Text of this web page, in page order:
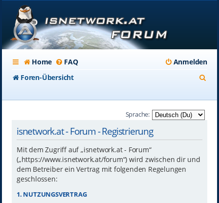
Home FAQ
Anmelden
Foren-Übersicht
Sprache:
isnetwork.at - Forum - Registrierung
Mit dem Zugriff auf „isnetwork.at - Forum“
(„https://www.isnetwork.at/forum“) wird zwischen dir und
dem Betreiber ein Vertrag mit folgenden Regelungen
geschlossen:
1. NUTZUNGSVERTRAG